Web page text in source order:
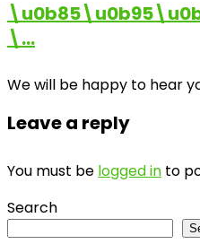
\…
We will be happy to hear
Leave a reply
You must be logged in to
Search